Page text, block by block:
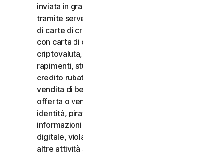
inviata in grandi quantità anche se indirizzata
tramite server di terzi, lancio di pop-up, utilizzo
di carte di credito rubate, messa in atto di frodi
con carta di credito, frodi finanziarie, frodi in
criptovaluta, occultamenti, estorsioni, ricatti,
rapimenti, stupri, omicidi, vendita di carte di
credito rubate, vendita di beni rubati, offerta o
vendita di beni proibiti, militari e a duplice uso,
offerta o vendita di sostanze controllate, furti di
identità, pirateria informatica, pharming, furto di
informazioni in qualsiasi forma o scala, pirateria
digitale, violazioni della proprietà intellettuale e
altre attività simili; molestare, perseguitare,